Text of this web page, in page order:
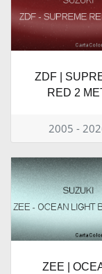
ZDF |
RED 2
2005 -
ZEE |